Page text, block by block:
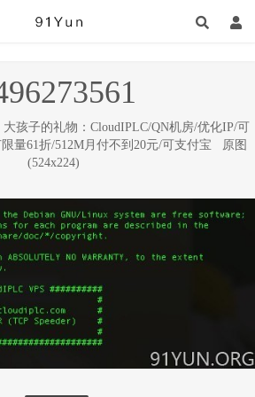
大孩子的礼物：CloudIPLC/QN机房/优化IP/可
量61折/512M月付不到20元/可支付宝
原图
(524x224)